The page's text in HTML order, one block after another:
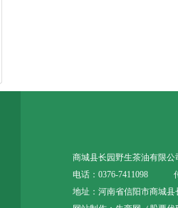
商城县长园野生茶油
电话：0376-7411098
地址：河南省信阳市商城县